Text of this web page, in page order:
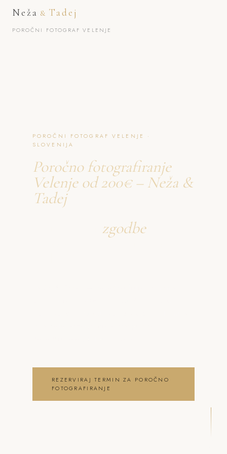
Neža & Tadej
POROČNI FOTOGRAF VELENJE
POROČNI FOTOGRAF VELENJE ·
SLOVENIJA
Poročno fotografiranje
Velenje od 200€ – Neža &
Tadej
zgodbe
o poročno fotografiranje
REZERVIRAJ TERMIN ZA POROČNO
FOTOGRAFIRANJE